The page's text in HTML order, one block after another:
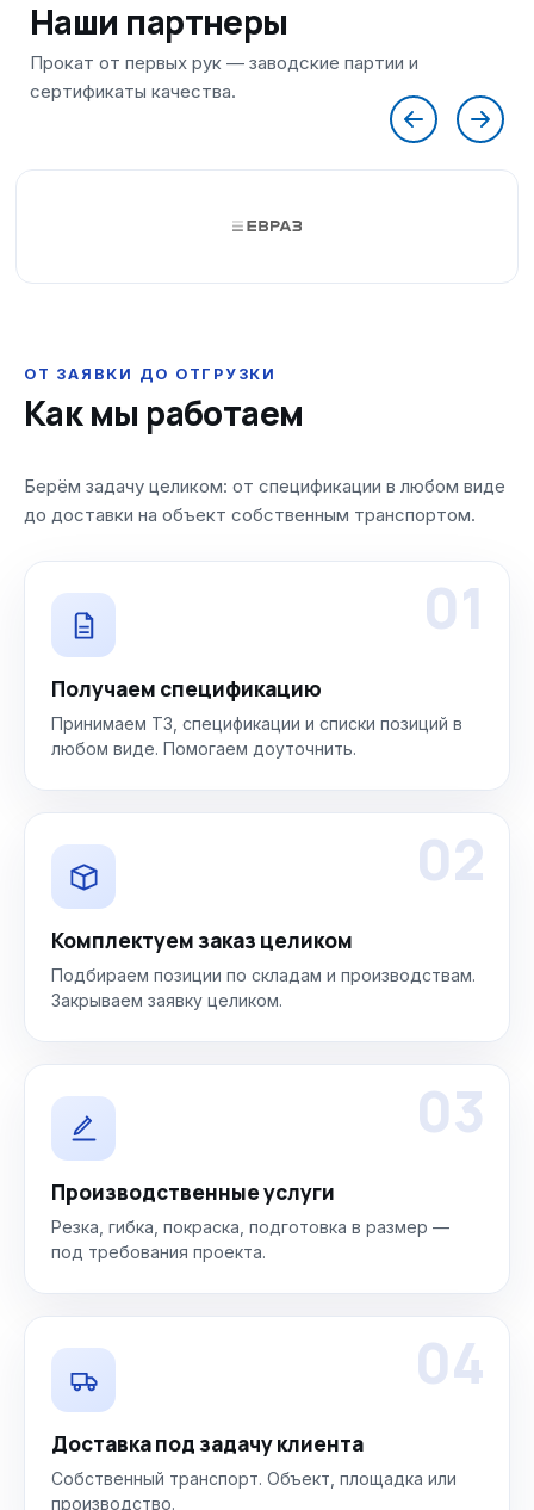
Наши партнеры
ОТ ЗАЯВКИ ДО ОТГРУЗКИ
Как мы работаем
Берём задачу целиком: от спецификации в любом виде
до доставки на объект собственным транспортом.
01
Получаем спецификацию
Принимаем ТЗ, спецификации и списки позиций в
любом виде. Помогаем доуточнить.
02
Комплектуем заказ целиком
Подбираем позиции по складам и производствам.
Закрываем заявку целиком.
03
Производственные услуги
Резка, гибка, покраска, подготовка в размер —
под требования проекта.
04
Доставка под задачу клиента
Собственный транспорт. Объект, площадка или
производство.